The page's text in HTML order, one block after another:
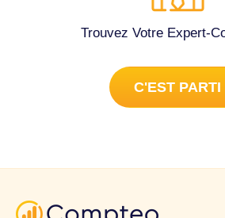
Trouvez Votre Expert-
C'EST PARTI